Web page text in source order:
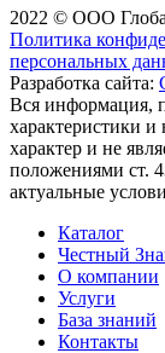
2022 © ООО
Политика
персональных
Разработка сайта:
Вся информация,
характеристики
характер и не
положениями ст.
актуальные
Каталог
Честный
О компании
Услуги
База знаний
Контакты